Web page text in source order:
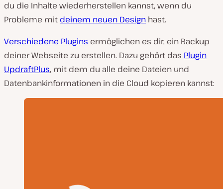
du die Inhalte wiederherstellen kannst, wenn du
Probleme mit deinem neuen Design hast.
Verschiedene Plugins ermöglichen es dir, ein Backup
deiner Webseite zu erstellen. Dazu gehört das Plugin
UpdraftPlus, mit dem du alle deine Dateien und
Datenbankinformationen in die Cloud kopieren kannst: